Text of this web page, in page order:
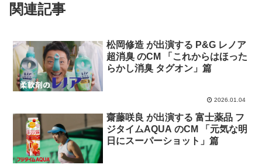
関連記事
松岡修造 が出演する P&G レノア
超消臭 のCM 「これからはほった
らかし消臭 タグオン」篇
2026.01.04
齋藤咲良 が出演する 富士薬品 フ
ジタイムAQUA のCM 「元気な明
日にスーパーショット」篇